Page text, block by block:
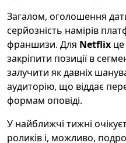
Загалом, оголошення
серйозність намірів
франшизи. Для Netflix
закріпити позиції в
залучити як давніх
аудиторію, що віддає
формам оповіді.
У найближчі тижні
роликів і, можливо,